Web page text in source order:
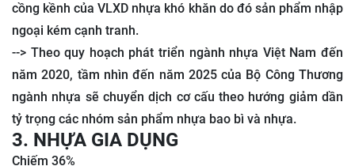
cồng kềnh của VLXD nhựa khó khăn do đó sản phẩm nhập
ngoại kém cạnh tranh.
--> Theo quy hoạch phát triển ngành nhựa Việt Nam đến
năm 2020, tầm nhìn đến năm 2025 của Bộ Công Thương
ngành nhựa sẽ chuyển dịch cơ cấu theo hướng giảm dần
tỷ trọng các nhóm sản phẩm nhựa bao bì và nhựa.
3. NHỰA GIA DỤNG
Chiếm 36%